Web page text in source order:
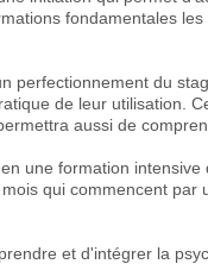
fondamentales
perfectionnement du
de leur utilisation.
aussi de
une formation
qui commencent
et d'intégrer la